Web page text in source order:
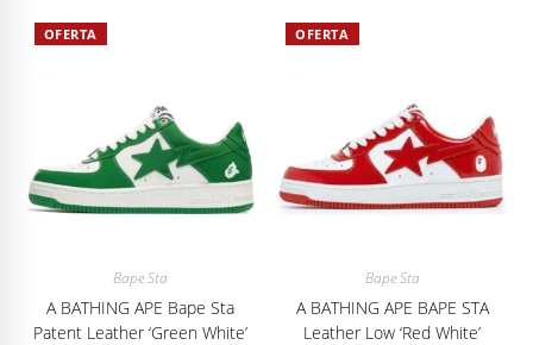
OFERTA
Bape Sta
A BATHING APE Bape Sta
Patent Leather ‘Green White’
OFERTA
Bape Sta
A BATHING APE BAPE STA
Leather Low ‘Red White’